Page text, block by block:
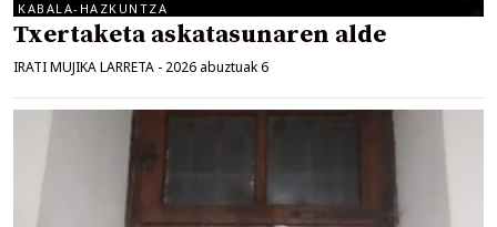
KABALA-HAZKUNTZA
Txertaketa askatasunaren alde
IRATI MUJIKA LARRETA - 2026 abuztuak 6